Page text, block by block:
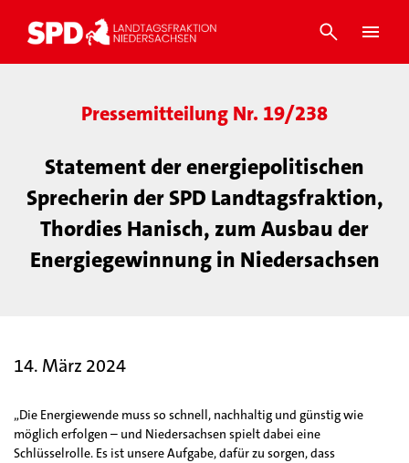
Pressemitteilung Nr. 19/238
Statement der energiepolitischen
Sprecherin der SPD Landtagsfraktion,
Thordies Hanisch, zum Ausbau der
Energiegewinnung in Niedersachsen
14. März 2024
„Die Energiewende muss so schnell, nachhaltig und günstig wie
möglich erfolgen – und Niedersachsen spielt dabei eine
Schlüsselrolle. Es ist unsere Aufgabe, dafür zu sorgen, dass